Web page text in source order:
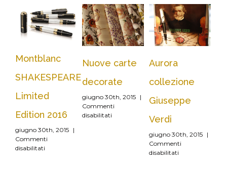
Montblanc
SHAKESPEARE
Limited
Edition 2016
giugno 30th, 2015 |
Commenti
disabilitati
Nuove carte
decorate
giugno 30th, 2015 |
Commenti
disabilitati
Aurora
collezione
Giuseppe
Verdi
giugno 30th, 2015 |
Commenti
disabilitati